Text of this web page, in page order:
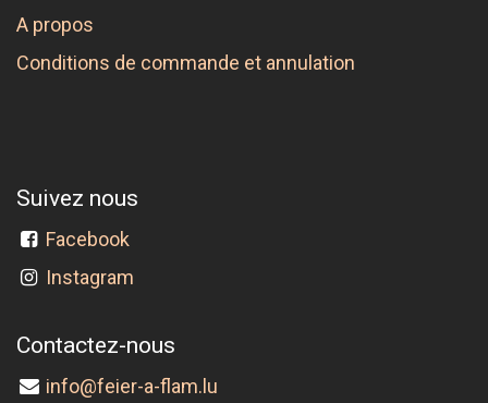
A propos
Conditions de commande et annulation
Suivez nous
Facebook
Instagram
Contactez-nous
info@feier-a-flam.lu